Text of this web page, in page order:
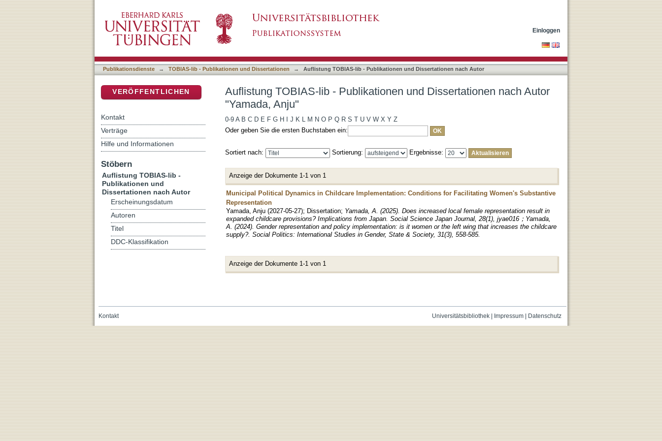
Einloggen
Publikationsdienste → TOBIAS-lib - Publikationen und Dissertationen → Auflistung TOBIAS-lib - Publikationen und Dissertationen nach Autor
Auflistung TOBIAS-lib - Publikationen und Dissertationen nach Autor
"Yamada, Anju"
0-9 A B C D E F G H J K L M N O P Q R S T U V W X Y Z
Oder geben Sie die ersten Buchstaben ein:
Sortiert nach: Sortierung: Ergebnisse:
Anzeige der Dokumente 1-1 von 1
Municipal Political Dynamics in Childcare Implementation: Conditions for Facilitating Women's Substantive
Representation
Yamada, Anju (2027-05-27); Dissertation; Yamada, A. (2025). Does increased local female representation result in
expanded childcare provisions? Implications from Japan. Social Science Japan Journal, 28(1), jyae016；Yamada,
A. (2024). Gender representation and policy implementation: is it women or the left wing that increases the childcare
supply?. Social Politics: International Studies in Gender, State & Society, 31(3), 558-585.
Anzeige der Dokumente 1-1 von 1
VERÖFFENTLICHEN
Kontakt
Verträge
Hilfe und Informationen
Stöbern
Auflistung TOBIAS-lib -
Publikationen und
Dissertationen nach Autor
Erscheinungsdatum
Autoren
Titel
DDC-Klassifikation
Universitätsbibliothek| Impressum| Datenschutz
Kontakt